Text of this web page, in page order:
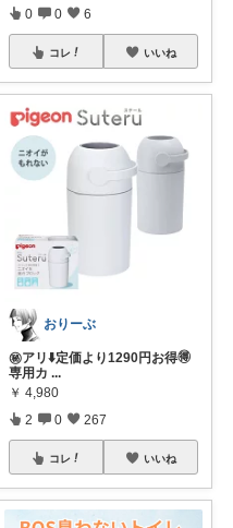
0 0 6
コレ いいね
おりーぶ
㊙️アリ⬇️定価より1290円お得🉐
専用カ ...
￥ 4,980
2 0 267
コレ いいね